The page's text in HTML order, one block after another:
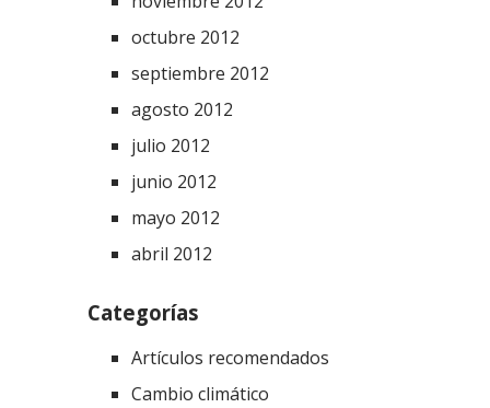
octubre 2012
septiembre 2012
agosto 2012
julio 2012
junio 2012
mayo 2012
abril 2012
Categorías
Artículos recomendados
Cambio climático